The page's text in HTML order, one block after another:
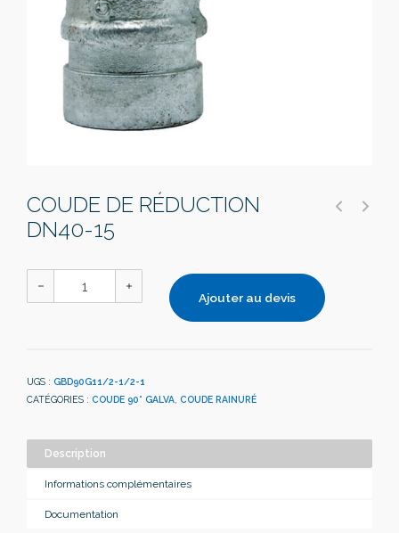
COUDE DE RÉDUCTION
DN40-15
Ajouter au devis
UGS : GBD90G11/2-1/2-1
CATÉGORIES : COUDE 90° GALVA COUDE RAINURÉ
Description
Informations complémentaires
Documentation